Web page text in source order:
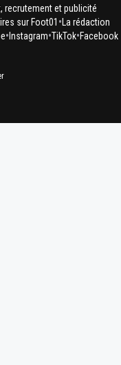
recrutement et publicité
sur Foot01 •La rédaction
•Instagram•TikTok•Facebook